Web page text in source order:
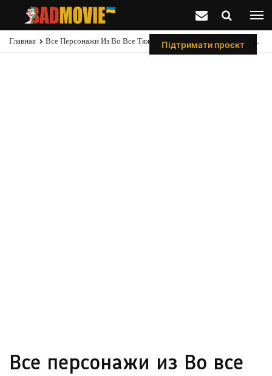
Підтримати проєкт
Главная Все Персонажи Из Во Все Тяжкие В Лучше Звоните Солу, 6 Сезон
Все персонажи из Во все